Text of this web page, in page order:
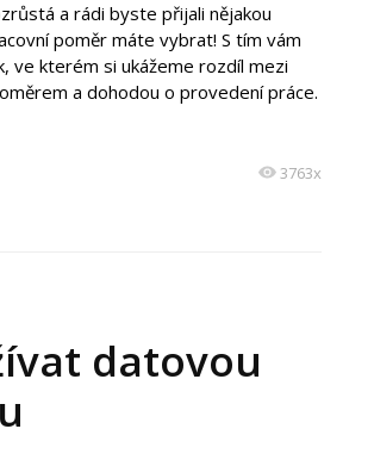
a rádi byste přijali nějakou
poměr máte vybrat! S tím vám
ve kterém si ukážeme rozdíl mezi
a dohodou o provedení práce.
3763x
datovou